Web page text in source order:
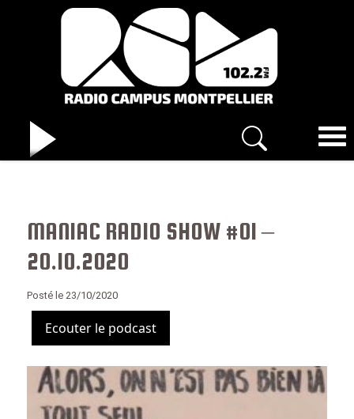
MANIAC RADIO SHOW #01 –
20.10.2020
Posté le 23/10/2020
Ecouter le podcast